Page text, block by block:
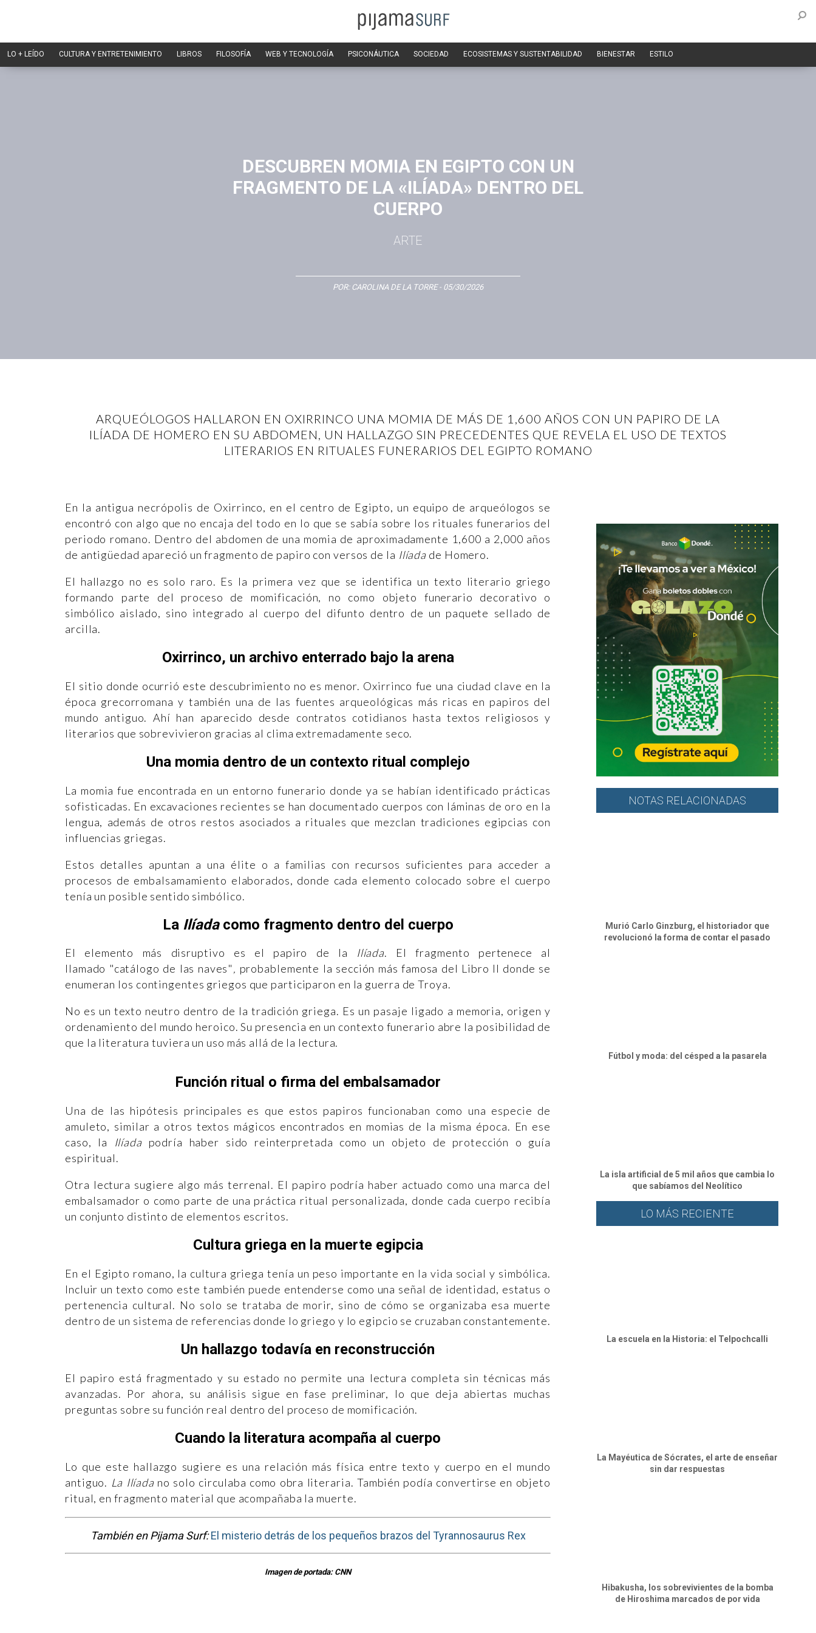
LO + LEÍDO CULTURA Y ENTRETENIMIENTO LIBROS FILOSOFÍA WEB Y TECNOLOGÍA PSICONÁUTICA SOCIEDAD ECOSISTEMAS Y SUSTENTABILIDAD BIENESTAR ESTILO
DESCUBREN MOMIA EN EGIPTO CON UN
FRAGMENTO DE LA «ILÍADA» DENTRO DEL
CUERPO
ARTE
POR: CAROLINA DE LA TORRE- 05/30/2026
ARQUEÓLOGOS HALLARON EN OXIRRINCO UNA MOMIA DE MÁS DE 1,600 AÑOS CON UN PAPIRO DE LA
ILÍADA DE HOMERO EN SU ABDOMEN, UN HALLAZGO SIN PRECEDENTES QUE REVELA EL USO DE TEXTOS
LITERARIOS EN RITUALES FUNERARIOS DEL EGIPTO ROMANO
En la antigua necrópolis de Oxirrinco, en el centro de Egipto, un equipo de arqueólogos se
encontró con algo que no encaja del todo en lo que se sabía sobre los rituales funerarios del
periodo romano. Dentro del abdomen de una momia de aproximadamente 1,600 a 2,000 años
de antigüedad apareció un fragmento de papiro con versos de la Ilíada de Homero.
El hallazgo no es solo raro. Es la primera vez que se identifica un texto literario griego
formando parte del proceso de momificación, no como objeto funerario decorativo o
simbólico aislado, sino integrado al cuerpo del difunto dentro de un paquete sellado de
arcilla.
Oxirrinco, un archivo enterrado bajo la arena
El sitio donde ocurrió este descubrimiento no es menor. Oxirrinco fue una ciudad clave en la
época grecorromana y también una de las fuentes arqueológicas más ricas en papiros del
mundo antiguo. Ahí han aparecido desde contratos cotidianos hasta textos religiosos y
literarios que sobrevivieron gracias al clima extremadamente seco.
Una momia dentro de un contexto ritual complejo
La momia fue encontrada en un entorno funerario donde ya se habían identificado prácticas
sofisticadas. En excavaciones recientes se han documentado cuerpos con láminas de oro en la
lengua, además de otros restos asociados a rituales que mezclan tradiciones egipcias con
influencias griegas.
Estos detalles apuntan a una élite o a familias con recursos suficientes para acceder a
procesos de embalsamamiento elaborados, donde cada elemento colocado sobre el cuerpo
tenía un posible sentido simbólico.
La Ilíadacomo fragmento dentro del cuerpo
El elemento más disruptivo es el papiro de la Ilíada. El fragmento pertenece al
llamado "catálogo de las naves", probablemente la sección más famosa del Libro II donde se
enumeran los contingentes griegos que participaron en la guerra de Troya.
No es un texto neutro dentro de la tradición griega. Es un pasaje ligado a memoria, origen y
ordenamiento del mundo heroico. Su presencia en un contexto funerario abre la posibilidad de
que la literatura tuviera un uso más allá de la lectura.
Función ritual o firma del embalsamador
Una de las hipótesis principales es que estos papiros funcionaban como una especie de
amuleto, similar a otros textos mágicos encontrados en momias de la misma época. En ese
caso, la
Ilíada podría haber sido reinterpretada como un objeto de protección o guía
espiritual.
Otra lectura sugiere algo más terrenal. El papiro podría haber actuado como una marca del
embalsamador o como parte de una práctica ritual personalizada, donde cada cuerpo recibía
un conjunto distinto de elementos escritos.
Cultura griega en la muerte egipcia
En el Egipto romano, la cultura griega tenía un peso importante en la vida social y simbólica.
Incluir un texto como este también puede entenderse como una señal de identidad, estatus o
pertenencia cultural. No solo se trataba de morir, sino de cómo se organizaba esa muerte
dentro de un sistema de referencias donde lo griego y lo egipcio se cruzaban constantemente.
Un hallazgo todavía en reconstrucción
El papiro está fragmentado y su estado no permite una lectura completa sin técnicas más
avanzadas. Por ahora, su análisis sigue en fase preliminar, lo que deja abiertas muchas
preguntas sobre su función real dentro del proceso de momificación.
Cuando la literatura acompaña al cuerpo
Lo que este hallazgo sugiere es una relación más física entre texto y cuerpo en el mundo
antiguo. La Ilíada no solo circulaba como obra literaria. También podía convertirse en objeto
ritual, en fragmento material que acompañaba la muerte.
También en Pijama Surf:El misterio detrás de los pequeños brazos del Tyrannosaurus Rex
Imagen de portada: CNN
NOTAS RELACIONADAS
Murió Carlo Ginzburg, el historiador que
revolucionó la forma de contar el pasado
Fútbol y moda: del césped a la pasarela
La isla artificial de 5 mil años que cambia lo
que sabíamos del Neolítico
LO MÁS RECIENTE
La escuela en la Historia: el Telpochcalli
La Mayéutica de Sócrates, el arte de enseñar
sin dar respuestas
Hibakusha, los sobrevivientes de la bomba
de Hiroshima marcados de por vida